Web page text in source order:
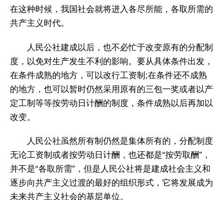
在这种时候，我国社会就将进入各尽所能，各取所需的
共产主义时代。
人民公社建成以后，也不必忙于改变原有的分配制
度，以免对生产发生不利的影响。要从具体条件出发，
在条件成熟的地方，可以改行工资制;在条件还不成熟
的地方，也可以暂时仍然采用原有的三包一奖或者以产
定工制等等按劳动日计酬的制度，条件成熟以后再加以
改变。
人民公社虽然所有制仍然是集体所有的，分配制度
无论工资制或者按劳动日计酬，也还都是“按劳取酬”，
并不是“各取所需”，但是人民公社将是建成社会主义和
逐步向共产主义过渡的最好的组织形式，它将发展成为
未来共产主义社会的基层单位。